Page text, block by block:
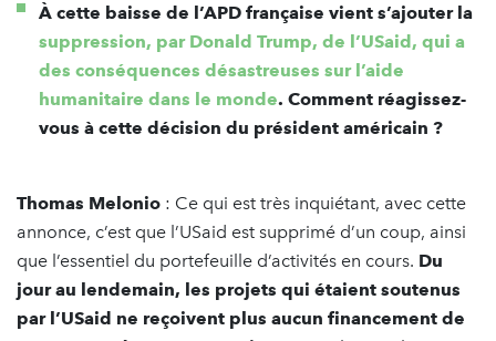
À cette baisse de l’APD française vient s’ajouter la
suppression, par Donald Trump, de l’USaid, qui a
des conséquences désastreuses sur l’aide
humanitaire dans le monde. Comment réagissez-
vous à cette décision du président américain ?
Thomas Melonio : Ce qui est très inquiétant, avec cette
annonce, c’est que l’USaid est supprimé d’un coup, ainsi
que l’essentiel du portefeuille d’activités en cours. Du
jour au lendemain, les projets qui étaient soutenus
par l’USaid ne reçoivent plus aucun financement de